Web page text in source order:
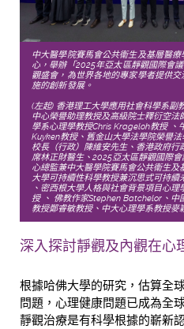
中大醫學院賽馬會公共衞生及基層醫
心，舉辦「2025年亞太區靜觀國際會
觀盛會，為世界各地的專家學者提供
施的創新發展。
(左起) 香港理工大學應用社會科學系副
中心榮譽助理教授及高級院士釋衍空
學系心理學教授Chris Krageloh教授 、
Kuyken教授、舊金山大學法學院榮譽
校長（行政）陳維安先生、香港政府
席林正財醫生、2025亞太區靜觀國際
心總監兼中大醫學院賽馬會公共衞生
大學可持續性科學教授兼沉思式可持
、密西根大學人格與社會背景項目心
授 、 佛教作家Stephen Batchelor、中
教授鄭睿敏教授、中大心理學系教授麥
深入探討靜觀及內觀在心
根據哈佛大學的研究，估算全
問題，心理健康問題已成為全
靜觀治療是有科學根據的嶄新